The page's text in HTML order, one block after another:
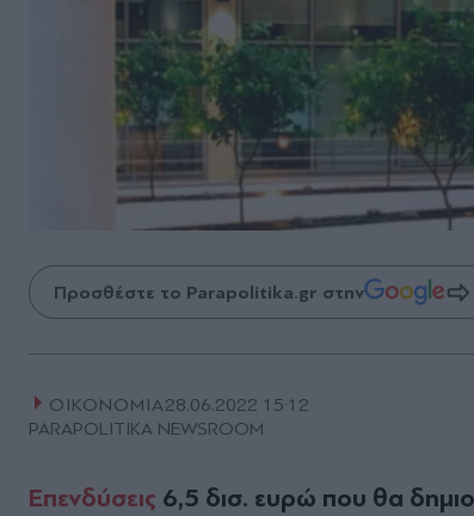
Προσθέστε το Parapolitika.gr στην
ΟΙΚΟΝΟΜΙΑ28.06.2022 15:12
PARAPOLITIKA NEWSROOM
Επενδύσεις 6,5 δισ. ευρώ που θα